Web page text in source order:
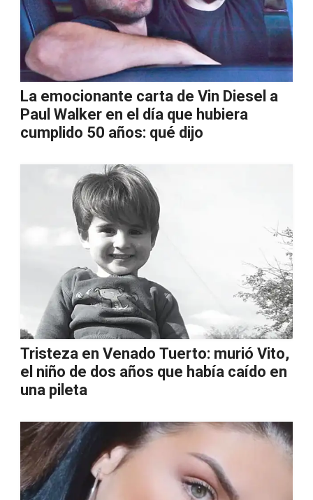
La emocionante carta de Vin Diesel a
Paul Walker en el día que hubiera
cumplido 50 años: qué dijo
Tristeza en Venado Tuerto: murió Vito,
el niño de dos años que había caído en
una pileta